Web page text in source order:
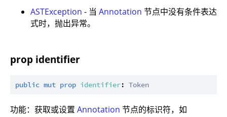
ASTException - 当 Annotation 节点中没有条件表达
式时，抛出异常。
prop identifier
public mut prop identifier: Token
功能：获取或设置 Annotation 节点的标识符，如